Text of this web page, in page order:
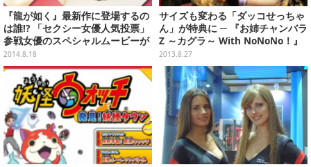
『龍が如く』最新作に登場するの
は誰!? 「セクシー女優人気投票」
参戦女優のスペシャルムービーが
公開
2014.8.18
サイズも変わる「ダッコせっちゃ
ん」が特典に ─ 『お姉チャンバラ
Z ～カグラ～ With NoNoNo！』
店舗限定特典公開
2013.8.27